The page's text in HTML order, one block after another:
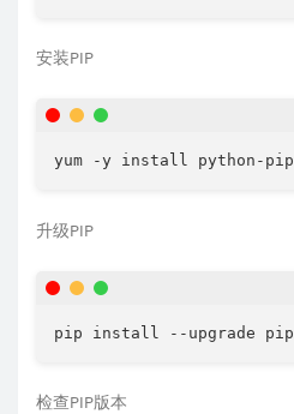
安装PIP
yum -y install python-pip
升级PIP
pip install --upgrade pip
检查PIP版本